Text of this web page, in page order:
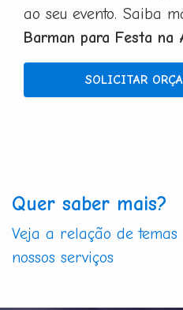
ao seu evento. Saiba
Barman para Festa na
SOLICITAR
Quer saber mais?
Veja a relação de
nossos serviços